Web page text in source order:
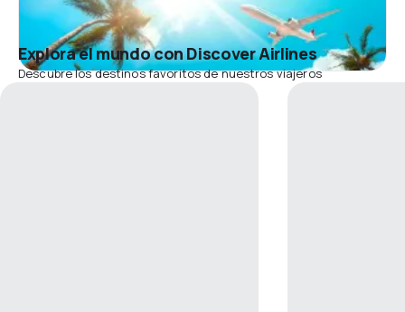
Explora el mundo con Discover Airlines
Descubre los destinos favoritos de nuestros viajeros